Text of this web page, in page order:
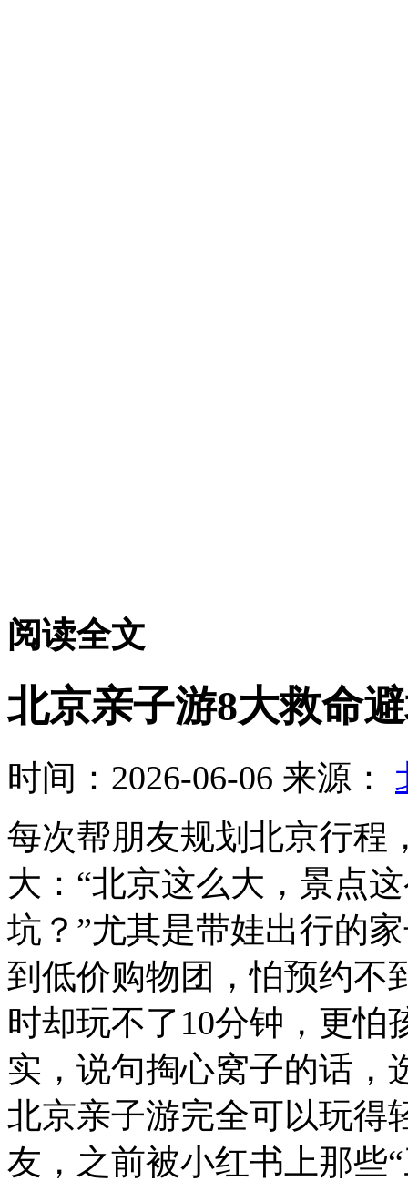
阅读全文
北京亲子游8大救命
时间：2026-06-06 来源：
每次帮朋友规划北京行程
大：“北京这么大，景点
坑？”尤其是带娃出行的
到低价购物团，怕预约不
时却玩不了10分钟，更怕
实，说句掏心窝子的话，
北京亲子游完全可以玩得
友，之前被小红书上那些